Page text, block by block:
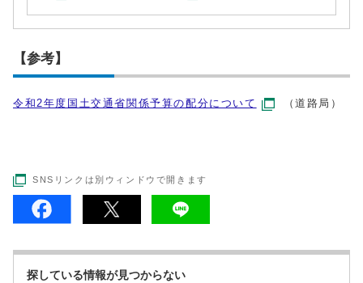
【参考】
令和2年度国土交通省関係予算の配分について （道路局）
SNSリンクは別ウィンドウで開きます
探している情報が見つからない